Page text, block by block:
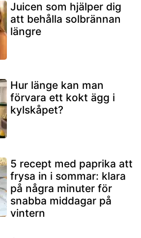
Juicen som hjälper dig
att behålla solbrännan
längre
Hur länge kan man
förvara ett kokt ägg i
kylskåpet?
5 recept med paprika att
frysa in i sommar: klara
på några minuter för
snabba middagar på
vintern